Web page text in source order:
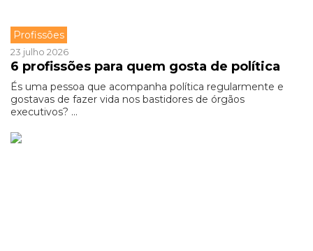
Profissões
23 julho 2026
6 profissões para quem gosta de política
És uma pessoa que acompanha política regularmente e
gostavas de fazer vida nos bastidores de órgãos
executivos? ...